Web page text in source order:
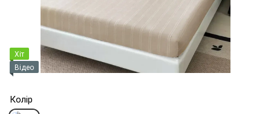
Хіт
Відео
Колір